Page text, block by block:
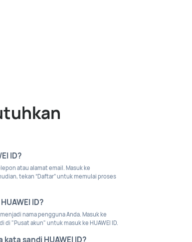
ID?
atau alamat email. Masuk ke
tekan “Daftar” untuk memulai proses
ID?
nama pengguna Anda. Masuk ke
"Pusat akun" untuk masuk ke HUAWEI ID.